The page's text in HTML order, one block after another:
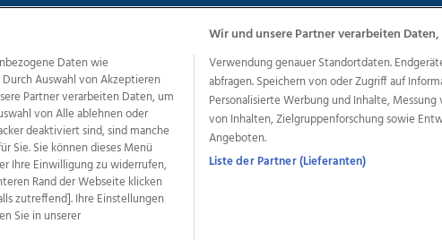
AGB Anzeigekunden AGB Website
Weitere Angebote des Medienhauses Wimmer
Life Radio OÖNachrichten OÖN Immobilien OÖN Karriere
Regionaljobs
wasistlos.at wirtrauern.at
Daten wie
Auswahl von Akzeptieren
Partner verarbeiten Daten, um
von Alle ablehnen oder
deaktiviert sind, sind manche
Sie. Sie können dieses Menü
Ihre Einwilligung zu widerrufen,
Rand der Webseite klicken
zutreffend]. Ihre Einstellungen
Sie in unserer
Wir und unsere Partner verarbeiten
Verwendung genauer Standortdaten.
abfragen. Speichern von oder Zugriff auf
Personalisierte Werbung und Inhalte,
von Inhalten, Zielgruppenforschung sowie
Angeboten.
Liste der Partner (Lieferanten)